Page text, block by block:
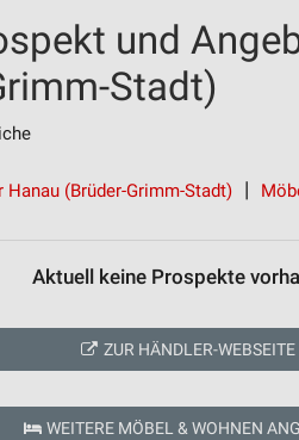
und
Stadt)
(Brüder-Grimm-Stadt)
Aktuell keine Prospekte
ZUR HÄNDLER-WEBSEITE
WEITERE MÖBEL & WOHNEN